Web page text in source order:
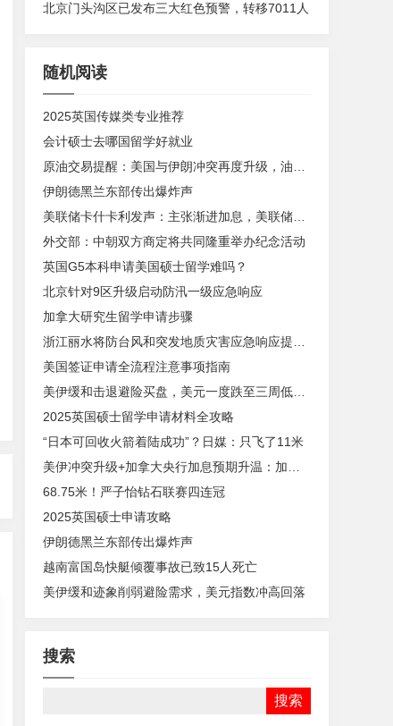
北京门头沟区已发布三大红色预警，转移7011人
随机阅读
2025英国传媒类专业推荐
会计硕士去哪国留学好就业
伊朗德黑兰东部传出爆炸声
美联储卡什卡利发声：主张渐进加息，美联储内部政策分歧
外交部：中朝双方商定将共同隆重举办纪念活动
英国G5本科申请美国硕士留学难吗？
北京针对9区升级启动防汛一级应急响应
加拿大研究生留学申请步骤
美国签证申请全流程注意事项指南
美伊缓和击退避险买盘，美元一度跌至三周低点——下周CPI会成为多头的"救命稻草"吗？
2025英国硕士留学申请材料全攻略
“日本可回收火箭着陆成功”？日媒：只飞了11米
68.75米！严子怡钻石联赛四连冠
2025英国硕士申请攻略
伊朗德黑兰东部传出爆炸声
越南富国岛快艇倾覆事故已致15人死亡
美伊缓和迹象削弱避险需求，美元指数冲高回落
搜索